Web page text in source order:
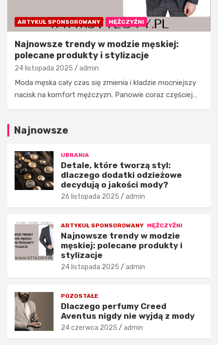
ARTYKUŁ SPONSOROWANY MĘŻCZYŹNI
Najnowsze trendy w modzie męskiej:
polecane produkty i stylizacje
24 listopada 2025 admin
Moda męska cały czas się zmienia i kładzie mocniejszy
nacisk na komfort mężczyzn. Panowie coraz częściej…
Najnowsze
UBRANIA
Detale, które tworzą styl:
dlaczego dodatki odzieżowe
decydują o jakości mody?
26 listopada 2025 admin
ARTYKUŁ SPONSOROWANY MĘŻCZYŹNI
Najnowsze trendy w modzie
męskiej: polecane produkty i
stylizacje
24 listopada 2025 admin
POZOSTAŁE
Dlaczego perfumy Creed
Aventus nigdy nie wyjdą z mody
24 czerwca 2025 admin
y
d
a
c
g
o
o
d
a
t
i
d
z
e
o
e
d
e
c
y
t
r
e
n
d
y
w
d
z
e
m
ę
s
i
p
o
e
a
n
e
p
r